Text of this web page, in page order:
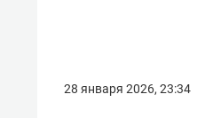
28 января 2026, 23:34